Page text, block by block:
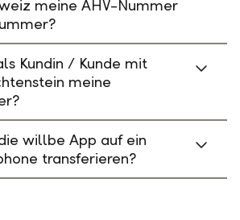
meine AHV-Nummer
Kundin / Kunde mit
meine
willbe App auf ein
transferieren?